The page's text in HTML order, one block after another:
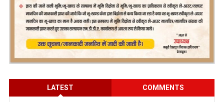
LATEST COMMENTS